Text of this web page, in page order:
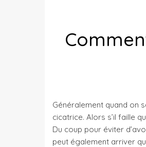
Généralement quand on
cicatrice. Alors s’il faille
Du coup pour éviter
peut également arriver